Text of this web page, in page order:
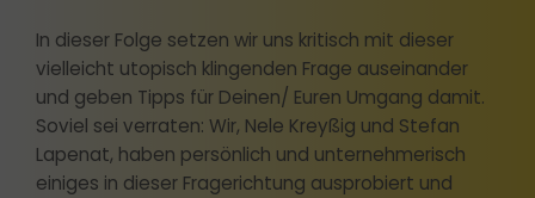
In dieser Folge setzen wir uns kritisch mit dieser
vielleicht utopisch klingenden Frage auseinander
und geben Tipps für Deinen/ Euren Umgang damit.
Soviel sei verraten: Wir, Nele Kreyßig und Stefan
Lapenat, haben persönlich und unternehmerisch
einiges in dieser Fragerichtung ausprobiert und